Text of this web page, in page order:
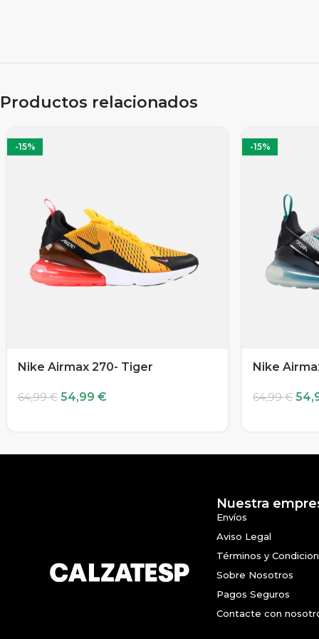
Productos relacionados
-15%
Nike Airmax 270- Tiger
64,99€ 54,99 €
-15%
Nike
64,99€
Nuestra
Envíos
Aviso Legal
Términos y
Sobre Nosotros
Pagos Seguros
Contacte con